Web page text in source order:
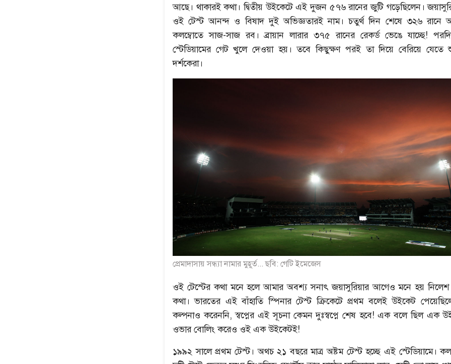
আছে। থাকারই কথা। দ্বিতীয় উইকেটে এই দুজন ৫৭৬ রানের জুটি গড়েছিলেন।
ওই টেস্ট আনন্দ ও বিষাদ দুই অভিজ্ঞতারই নাম। চতুর্থ দিন শেষে ৩২৬ রানে
কলম্বোতে সাজ-সাজ রব। ব্রায়ান লারার ৩৭৫ রানের রেকর্ড ভেঙে যাচ্ছে!
স্টেডিয়ামের গেট খুলে দেওয়া হয়। তবে কিছুক্ষণ পরই তা দিয়ে বেরিয়ে
দর্শকেরা।
প্রেমাদাসায় সন্ধ্যা নামার মুহূর্ত... ছবি: গেটি ইমেজেস
ওই টেস্টের কথা মনে হলে আমার অবশ্য সনাৎ জয়াসুরিয়ার আগেও মনে হয় নিলেশ
কথা। ভারতের এই বাঁহাতি স্পিনার টেস্ট ক্রিকেটে প্রথম বলেই উইকেট
কল্পনাও করেননি, স্বপ্নের এই সূচনা কেমন দুঃস্বপ্নে শেষ হবে! এক বলে ছিল এক
ওভার বোলিং করেও ওই এক উইকেটই!
১৯৯২ সালে প্রথম টেস্ট। অথচ ২১ বছরে মাত্র অষ্টম টেস্ট হচ্ছে এই স্টেডিয়ামে।